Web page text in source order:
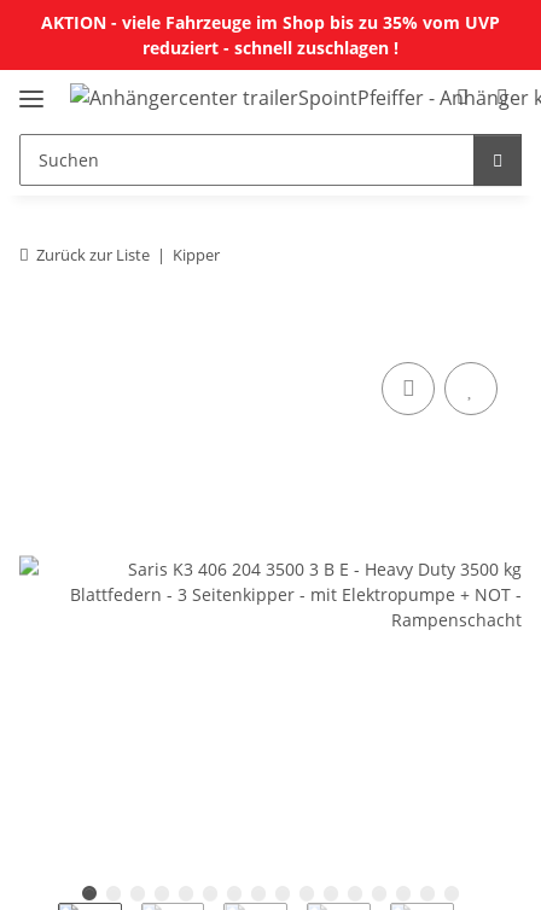
AKTION - viele Fahrzeuge im Shop bis zu 35% vom UVP
reduziert - schnell zuschlagen !
Zurück zur Liste Kipper